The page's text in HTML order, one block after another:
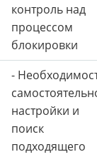
контроль над
процессом
блокировки
-
настройки и
поиск
подходящего